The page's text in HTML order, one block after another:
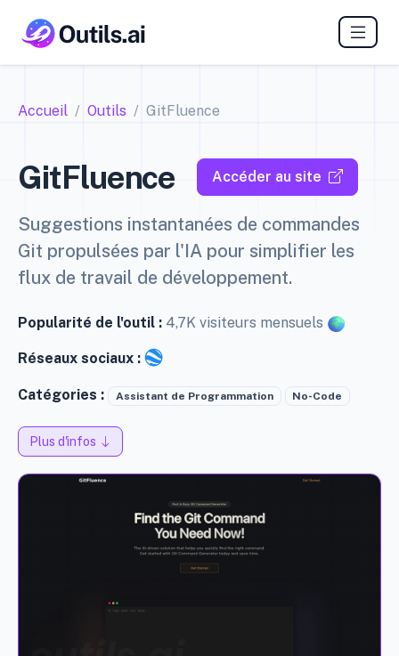
Accueil Outils GitFluence
GitFluence Accéder au site
Suggestions instantanées de commandes
Git propulsées par l'IA pour simplifier les
flux de travail de développement.
Popularité de l'outil : 4,7K visiteurs mensuels
Réseaux sociaux :
Catégories : Assistant de Programmation No-Code
Plus d'infos